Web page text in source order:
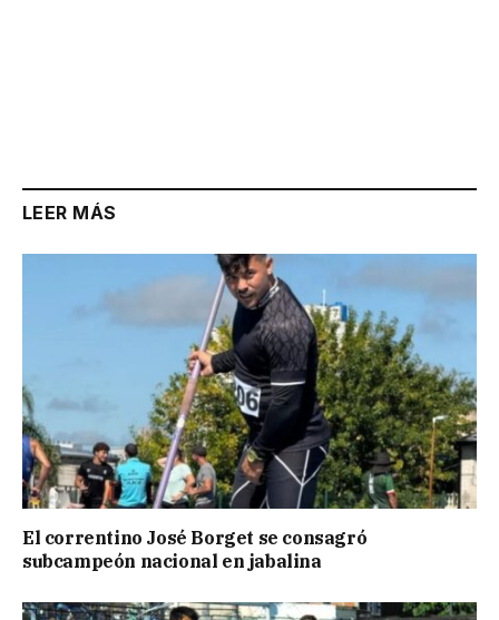
LEER MÁS
El correntino José Borget se consagró
subcampeón nacional en jabalina